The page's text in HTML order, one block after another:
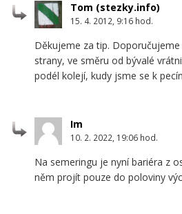
Tom
15. 4. 2012, 9:16hod.
Děkujeme za tip.
strany, ve směru od bývalé
podél kolejí, kudy jsme se k
Im
10. 2. 2022, 19:06hod.
Na semeringu je nyní bariéra z
něm projít pouze do poloviny